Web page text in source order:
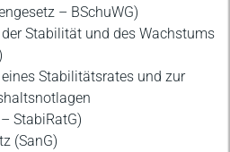
– BSchuWG)
Stabilität und des Wachstums
Stabilitätsrates und zur
StabiRatG)
(SanG)